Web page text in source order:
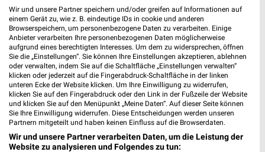
19,47 km
Sonderpreis Baumarkt Löwenberger Land
Eberswalder Straße 6
16775 Löwenberger Land
Heute 08:00 - 19:00 Uhr |
Geöffnet
45,24 km • Angebote: 2 Prospekte
HORNBACH Velten
Wir und unsere Partner speichern und/oder greifen auf Informationen auf
einem Gerät zu, wie z. B. eindeutige IDs in cookie und anderen
Browserspeichern, um personenbezogene Daten zu verarbeiten. Einige
Anbieter verarbeiten Ihre personenbezogenen Daten möglicherweise
aufgrund eines berechtigten Interesses. Um dem zu widersprechen, öffnen
Sie die „Einstellungen“. Sie können Ihre Einstellungen akzeptieren, ablehnen
oder verwalten, indem Sie auf die Schaltfläche „Einstellungen verwalten“
klicken oder jederzeit auf die Fingerabdruck-Schaltfläche in der linken
unteren Ecke der Website klicken. Um Ihre Einwilligung zu widerrufen,
klicken Sie auf den Fingerabdruck oder den Link in der Fußzeile der Website
und klicken Sie auf den Menüpunkt „Meine Daten“. Auf dieser Seite können
Sie Ihre Einwilligung widerrufen. Diese Entscheidungen werden unseren
Partnern mitgeteilt und haben keinen Einfluss auf die Browserdaten.
Wir und unsere Partner verarbeiten Daten, um die Leistung der
Website zu analysieren und Folgendes zu tun: